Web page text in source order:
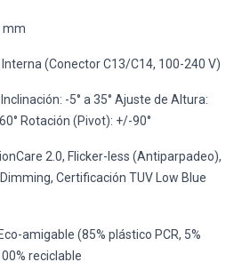
mm
Interna (Conector C13/C14, 100-240 V)
Inclinación: -5° a 35° Ajuste de Altura:
Rotación (Pivot): +/-90°
2.0, Flicker-less (Antiparpadeo),
Certificación TUV Low Blue
amigable (85% plástico PCR, 5%
reciclable